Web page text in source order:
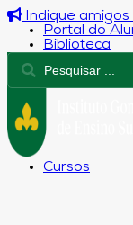
Indique amigos
Portal do
Biblioteca
Cursos